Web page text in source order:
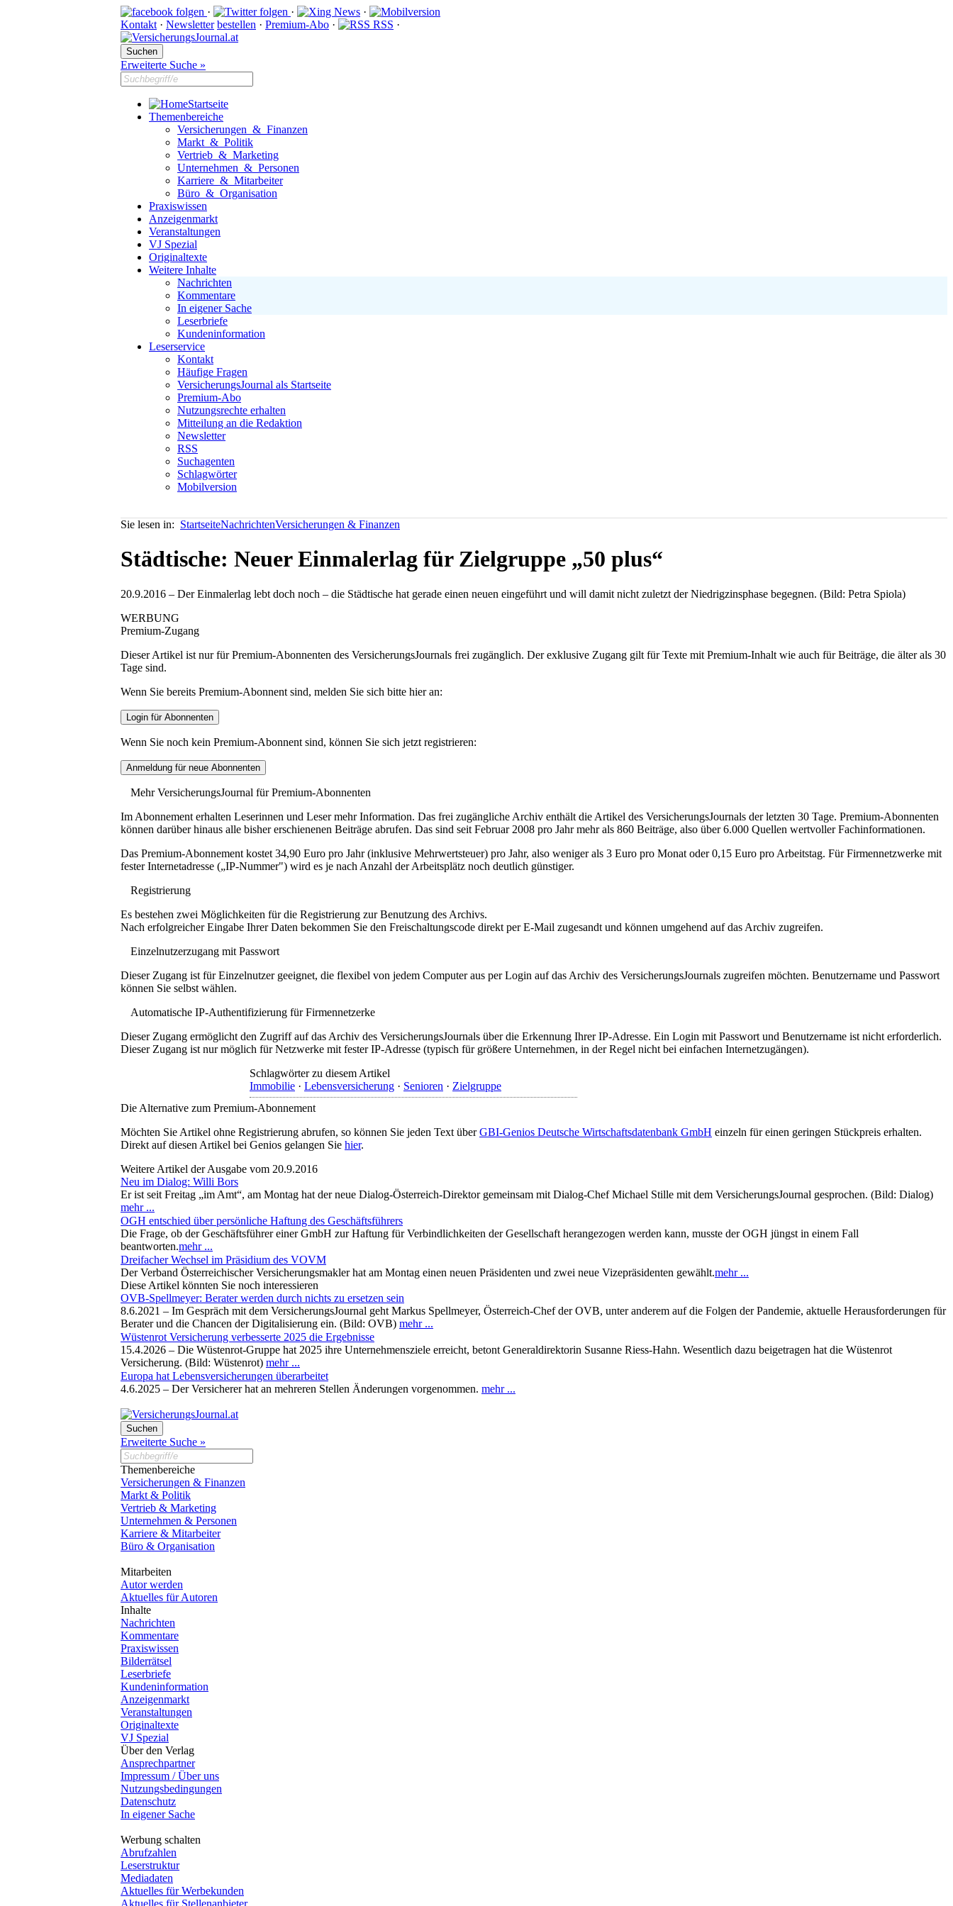
· ·
·
Kontakt · Newsletter bestellen · Premium-Abo · RSS ·
Erweiterte Suche »
Startseite
Themenbereiche
Versicherungen & Finanzen
Markt & Politik
Vertrieb & Marketing
Unternehmen & Personen
Karriere & Mitarbeiter
Büro & Organisation
Praxiswissen
Anzeigenmarkt
Veranstaltungen
VJ Spezial
Originaltexte
Weitere Inhalte
Nachrichten
Kommentare
In eigener Sache
Leserbriefe
Kundeninformation
Leserservice
Kontakt
Häufige Fragen
VersicherungsJournal als Startseite
Premium-Abo
Nutzungsrechte erhalten
Mitteilung an die Redaktion
Newsletter
RSS
Suchagenten
Schlagwörter
Mobilversion
Sie lesen in: StartseiteNachrichtenVersicherungen & Finanzen
Städtische: Neuer Einmalerlag für Zielgruppe „50 plus“
20.9.2016 – Der Einmalerlag lebt doch noch – die Städtische hat gerade einen neuen eingeführt und will damit nicht zuletzt der Niedrigzinsphase begegnen. (Bild: Petra Spiola)
WERBUNG
Premium-Zugang
Dieser Artikel ist nur für Premium-Abonnenten des VersicherungsJournals frei zugänglich. Der exklusive Zugang gilt für Texte mit Premium-Inhalt wie auch für Beiträge, die älter als 30
Tage sind.
Wenn Sie bereits Premium-Abonnent sind, melden Sie sich bitte hier an:
Wenn Sie noch kein Premium-Abonnent sind, können Sie sich jetzt registrieren:
Mehr VersicherungsJournal für Premium-Abonnenten
Im Abonnement erhalten Leserinnen und Leser mehr Information. Das frei zugängliche Archiv enthält die Artikel des VersicherungsJournals der letzten 30 Tage. Premium-Abonnenten
können darüber hinaus alle bisher erschienenen Beiträge abrufen. Das sind seit Februar 2008 pro Jahr mehr als 860 Beiträge, also über 6.000 Quellen wertvoller Fachinformationen.
Das Premium-Abonnement kostet 34,90 Euro pro Jahr (inklusive Mehrwertsteuer) pro Jahr, also weniger als 3 Euro pro Monat oder 0,15 Euro pro Arbeitstag. Für Firmennetzwerke mit
fester Internetadresse („IP-Nummer") wird es je nach Anzahl der Arbeitsplätz noch deutlich günstiger.
Registrierung
Es bestehen zwei Möglichkeiten für die Registrierung zur Benutzung des Archivs.
Nach erfolgreicher Eingabe Ihrer Daten bekommen Sie den Freischaltungscode direkt per E-Mail zugesandt und können umgehend auf das Archiv zugreifen.
Einzelnutzerzugang mit Passwort
Dieser Zugang ist für Einzelnutzer geeignet, die flexibel von jedem Computer aus per Login auf das Archiv des VersicherungsJournals zugreifen möchten. Benutzername und Passwort
können Sie selbst wählen.
Automatische IP-Authentifizierung für Firmennetzerke
Dieser Zugang ermöglicht den Zugriff auf das Archiv des VersicherungsJournals über die Erkennung Ihrer IP-Adresse. Ein Login mit Passwort und Benutzername ist nicht erforderlich.
Dieser Zugang ist nur möglich für Netzwerke mit fester IP-Adresse (typisch für größere Unternehmen, in der Regel nicht bei einfachen Internetzugängen).
Schlagwörter zu diesem Artikel
Immobilie · Lebensversicherung · Senioren · Zielgruppe
Die Alternative zum Premium-Abonnement
Möchten Sie Artikel ohne Registrierung abrufen, so können Sie jeden Text überGBI-Genios Deutsche Wirtschaftsdatenbank GmbH einzeln für einen geringen Stückpreis erhalten.
Direkt auf diesen Artikel bei Genios gelangen Sie hier.
Weitere Artikel der Ausgabe vom 20.9.2016
Neu im Dialog: Willi Bors
Er ist seit Freitag „im Amt“, am Montag hat der neue Dialog-Österreich-Direktor gemeinsam mit Dialog-Chef Michael Stille mit dem VersicherungsJournal gesprochen. (Bild: Dialog)
mehr ...
OGH entschied über persönliche Haftung des Geschäftsführers
Die Frage, ob der Geschäftsführer einer GmbH zur Haftung für Verbindlichkeiten der Gesellschaft herangezogen werden kann, musste der OGH jüngst in einem Fall
beantworten.mehr ...
Dreifacher Wechsel im Präsidium des VOVM
Der Verband Österreichischer Versicherungsmakler hat am Montag einen neuen Präsidenten und zwei neue Vizepräsidenten gewählt.mehr ...
Diese Artikel könnten Sie noch interessieren
OVB-Spellmeyer: Berater werden durch nichts zu ersetzen sein
8.6.2021 – Im Gespräch mit dem VersicherungsJournal geht Markus Spellmeyer, Österreich-Chef der OVB, unter anderem auf die Folgen der Pandemie, aktuelle Herausforderungen für
Berater und die Chancen der Digitalisierung ein. (Bild: OVB) mehr ...
Wüstenrot Versicherung verbesserte 2025 die Ergebnisse
15.4.2026 – Die Wüstenrot-Gruppe hat 2025 ihre Unternehmensziele erreicht, betont Generaldirektorin Susanne Riess-Hahn. Wesentlich dazu beigetragen hat die Wüstenrot
Versicherung. (Bild: Wüstenrot) mehr ...
Europa hat Lebensversicherungen überarbeitet
4.6.2025 – Der Versicherer hat an mehreren Stellen Änderungen vorgenommen. mehr ...
Erweiterte Suche »
Themenbereiche
Versicherungen & Finanzen
Markt & Politik
Vertrieb & Marketing
Unternehmen & Personen
Karriere & Mitarbeiter
Büro & Organisation
Mitarbeiten
Autor werden
Aktuelles für Autoren
Inhalte
Nachrichten
Kommentare
Praxiswissen
Bilderrätsel
Leserbriefe
Kundeninformation
Anzeigenmarkt
Veranstaltungen
Originaltexte
VJ Spezial
Über den Verlag
Ansprechpartner
Impressum / Über uns
Nutzungsbedingungen
Datenschutz
In eigener Sache
Werbung schalten
Abrufzahlen
Leserstruktur
Mediadaten
Aktuelles für Werbekunden
Aktuelles für Stellenanbieter